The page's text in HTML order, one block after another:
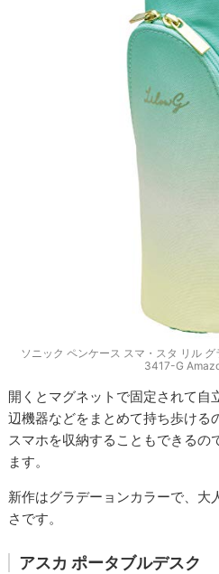
ソニック ペンケース スマ・スタ リル
3417-G
開くとマグネットで固定されて自
辺機器などをまとめて持ち歩ける
スマホを収納することもできるの
ます。
新作はグラデーョンカラーで、大
さです。
アスカ ポータブルデスク